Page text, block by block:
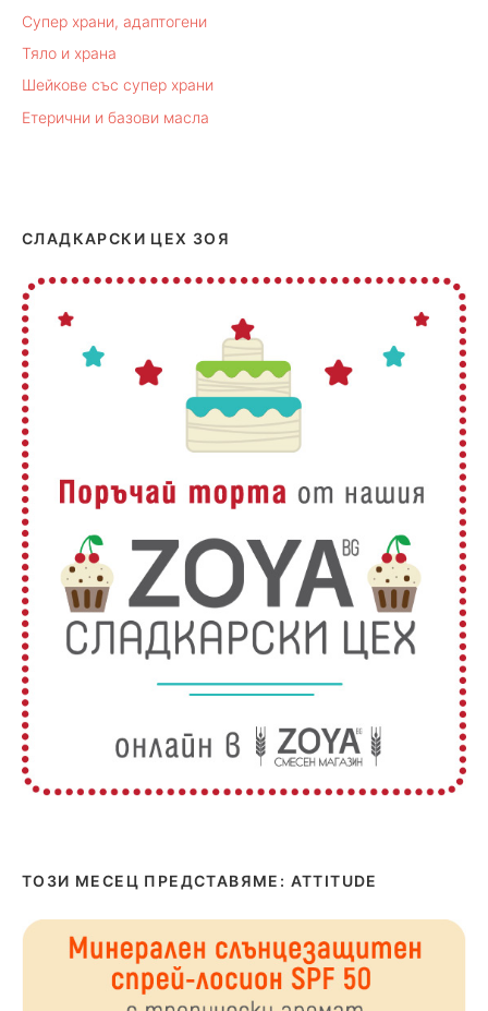
Супер храни, адаптогени
Тяло и храна
Шейкове със супер храни
Етерични и базови масла
СЛАДКАРСКИ ЦЕХ ЗОЯ
ТОЗИ МЕСЕЦ ПРЕДСТАВЯМЕ: ATTITUDE